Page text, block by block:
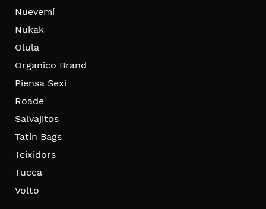
Nuevemí
Nukak
Olula
Organico Brand
Piensa Sexi
Roade
Salvajitos
Tatin Bags
Teixidors
Tucca
Volto